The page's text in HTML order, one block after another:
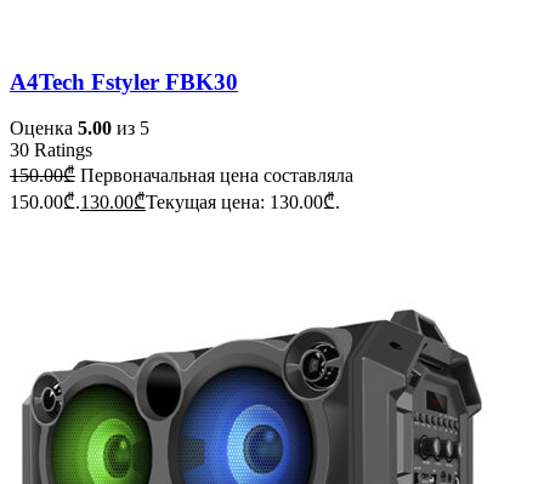
A4Tech Fstyler FBK30
Оценка 5.00 из 5
30 Ratings
150.00₾ Первоначальная цена составляла
150.00₾.130.00₾Текущая цена: 130.00₾.